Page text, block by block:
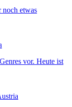
noch etwas
vor. Heute ist